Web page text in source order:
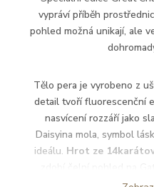
vypráví příběh
pohled možná unikají, ale
Tělo pera je vyrobeno z
detail tvoří fluorescenční
nasvícení rozzáří jako
Daisyina mola, symbol
ideálu. Hrot ze
symbol okázalosti a